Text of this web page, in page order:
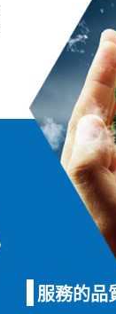
服務的品